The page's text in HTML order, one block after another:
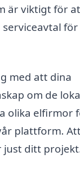
är viktigt för
med att dina
om de
olika elfirmor
plattform.
just ditt